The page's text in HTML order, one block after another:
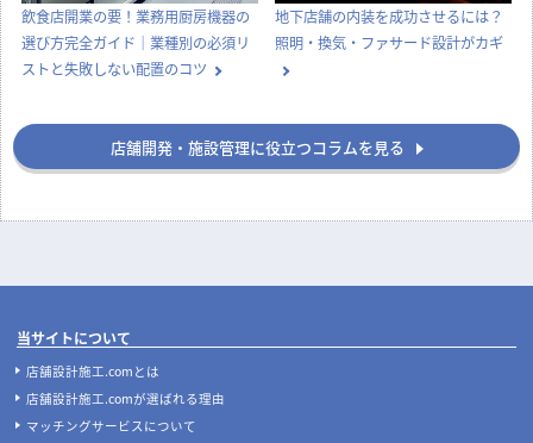
飲食店開業の要！業務用厨房機器の
選び方完全ガイド｜業種別の必須リ
ストと失敗しない配置のコツ
地下店舗の内装を成功させるには？
照明・換気・ファサード設計がカギ
店舗開発・施設管理に役立つコラムを見る
当サイトについて
店舗設計施工.comとは
店舗設計施工.comが選ばれる理由
マッチングサービスについて